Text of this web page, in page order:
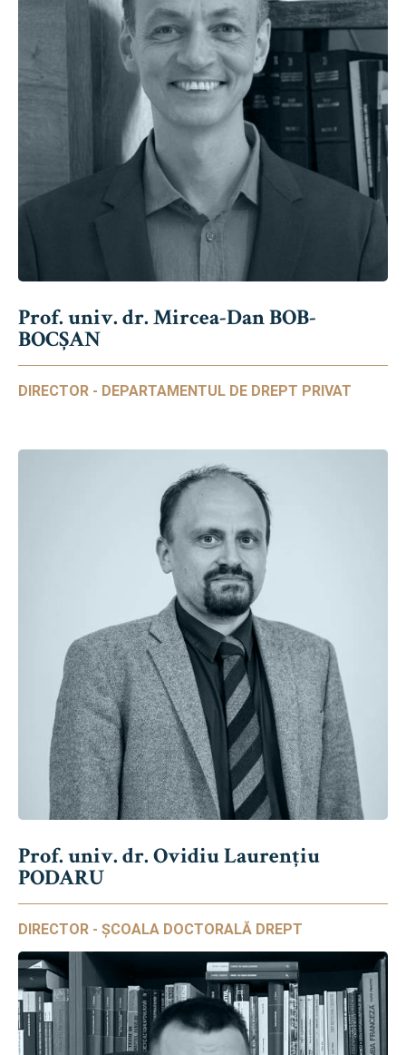
Prof. univ. dr. Mircea-Dan BOB-
BOCȘAN
DIRECTOR - DEPARTAMENTUL DE DREPT PRIVAT
Prof. univ. dr. Ovidiu Laurențiu
PODARU
DIRECTOR - ȘCOALA DOCTORALĂ DREPT